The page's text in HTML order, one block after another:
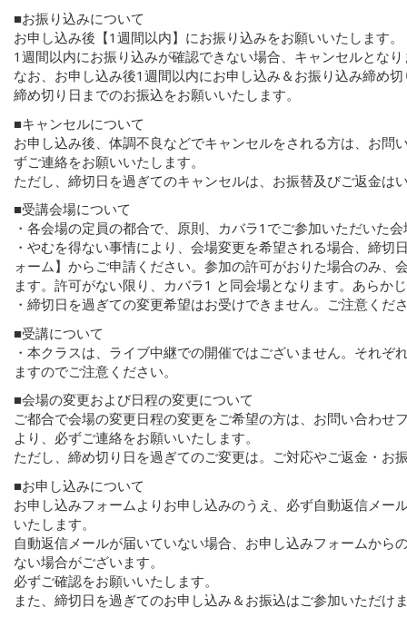
■お振り込みについて
お申し込み後【1週間以内】にお振り込みをお願いいたします。
1週間以内にお振り込みが確認できない場合、キャンセルとな
なお、お申し込み後1週間以内にお申し込み＆お振り込み締め
締め切り日までのお振込をお願いいたします。
■キャンセルについて
お申し込み後、体調不良などでキャンセルをされる方は、お問
ずご連絡をお願いいたします。
ただし、締切日を過ぎてのキャンセルは、お振替及びご返金は
■受講会場について
・各会場の定員の都合で、原則、カバラ1でご参加いただいた
・やむを得ない事情により、会場変更を希望される場合、締切
ォーム】からご申請ください。参加の許可がおりた場合のみ、
ます。許可がない限り、カバラ1 と同会場となります。あらか
・締切日を過ぎての変更希望はお受けできません。ご注意くだ
■受講について
・本クラスは、ライブ中継での開催ではございません。それぞ
ますのでご注意ください。
■会場の変更および日程の変更について
ご都合で会場の変更日程の変更をご希望の方は、お問い合わせ
より、必ずご連絡をお願いいたします。
ただし、締め切り日を過ぎてのご変更は。ご対応やご返金・お
■お申し込みについて
お申し込みフォームよりお申し込みのうえ、必ず自動返信メー
いたします。
自動返信メールが届いていない場合、お申し込みフォームから
ない場合がございます。
必ずご確認をお願いいたします。
また、締切日を過ぎてのお申し込み＆お振込はご参加いただけ